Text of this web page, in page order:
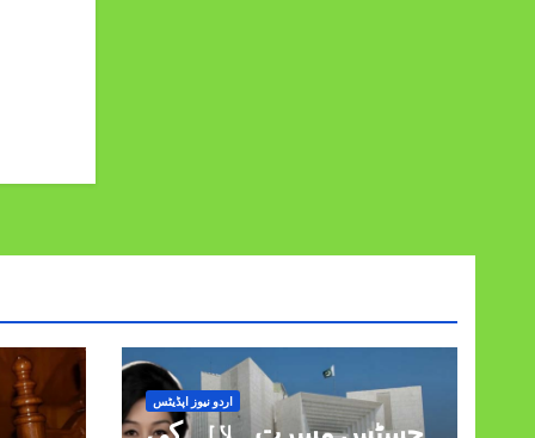
اردو نیوز اپڈیٹس